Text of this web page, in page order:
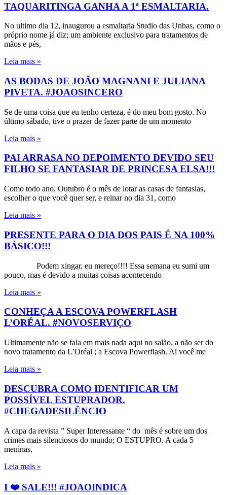
TAQUARITINGA GANHA A 1ª ESMALTARIA.
No ultimo dia 12, inaugurou a esmaltaria Studio das Unhas, como o
próprio nome já diz; um ambiente exclusivo para tratamentos de
mãos e pés,
Leia mais »
AS BODAS DE JOÃO MAGNANI E JULIANA
PIVETA. #JOAOSINCERO
Se de uma coisa que eu tenho certeza, é do meu bom gosto. No
último sábado, tive o prazer de fazer parte de um momento
Leia mais »
PAI ARRASA NO DEPOIMENTO DEVIDO SEU
FILHO SE FANTASIAR DE PRINCESA ELSA!!!
Como todo ano, Outubro é o mês de lotar as casas de fantasias,
escolher o que você quer ser, e reinar no dia 31, como
Leia mais »
PRESENTE PARA O DIA DOS PAIS É NA 100%
BÁSICO!!!
Podem xingar, eu mereço!!!! Essa semana eu sumi um
pouco, mas é devido a muitas coisas acontecendo
Leia mais »
CONHEÇA A ESCOVA POWERFLASH
L’ORÉAL. #NOVOSERVIÇO
Ultimamente não se fala em mais nada aqui no salão, a não ser do
novo tratamento da L’Oréal ; a Escova Powerflash. Ai você me
Leia mais »
DESCUBRA COMO IDENTIFICAR UM
POSSÍVEL ESTUPRADOR.
#CHEGADESILÊNCIO
A capa da revista ” Super Interessante “ do mês é sobre um dos
crimes mais silenciosos do mundo; O ESTUPRO. A cada 5
meninas,
Leia mais »
I ❤️ SALE!!! #JOAOINDICA